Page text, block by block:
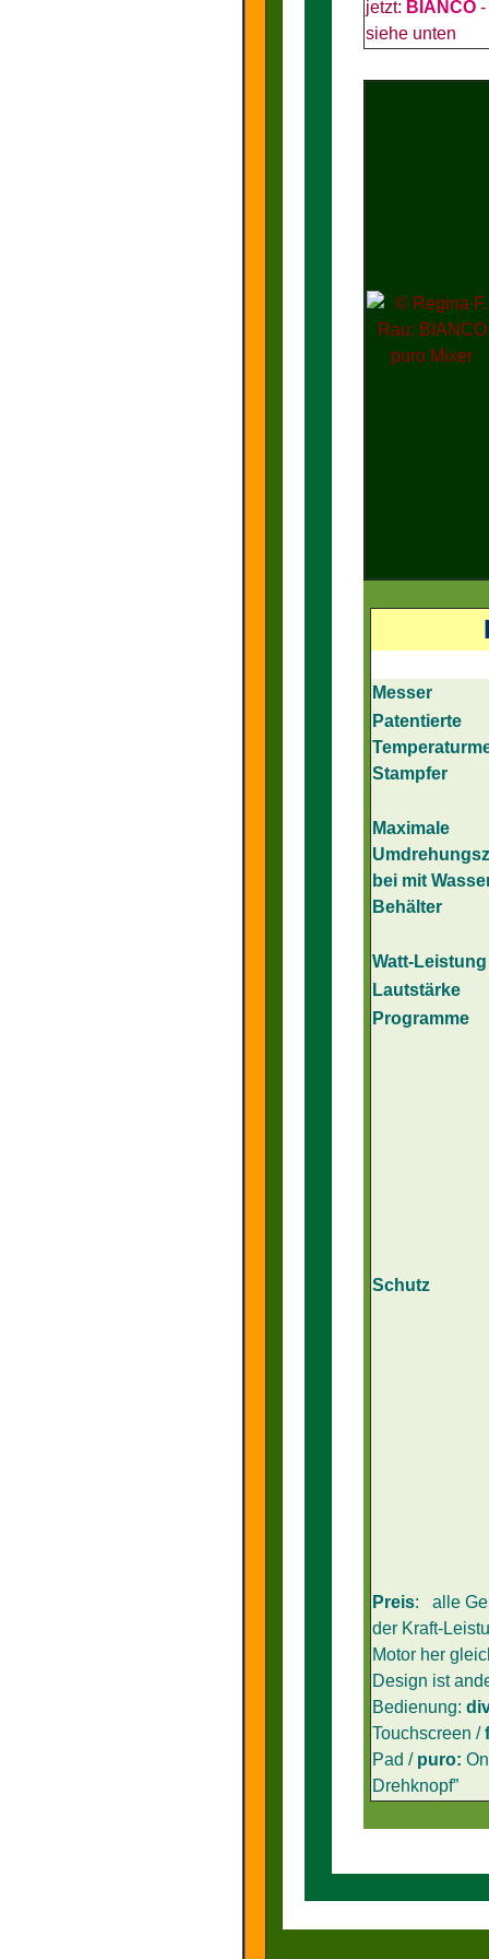
jetzt: BIANCO-
siehe unten
Messer
Patentierte
Stampfer
Maximale
bei mit
Behälter
Watt-Leistung
Lautstärke
Programme
Schutz
Preis:
alle
der Kraft-
Motor her
Design ist
Bedienung:
Touchscreen /
Pad / puro:
Drehknopf”